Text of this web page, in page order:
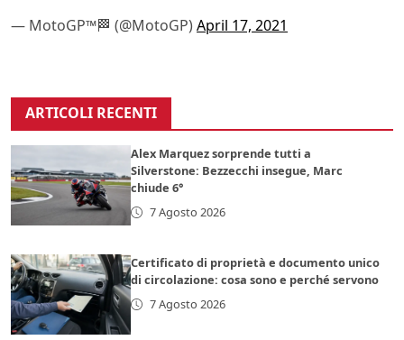
— MotoGP™🏁 (@MotoGP)April 17, 2021
ARTICOLI RECENTI
Alex Marquez sorprende tutti a
Silverstone: Bezzecchi insegue, Marc
chiude 6°
7 Agosto 2026
Certificato di proprietà e documento unico
di circolazione: cosa sono e perché servono
7 Agosto 2026